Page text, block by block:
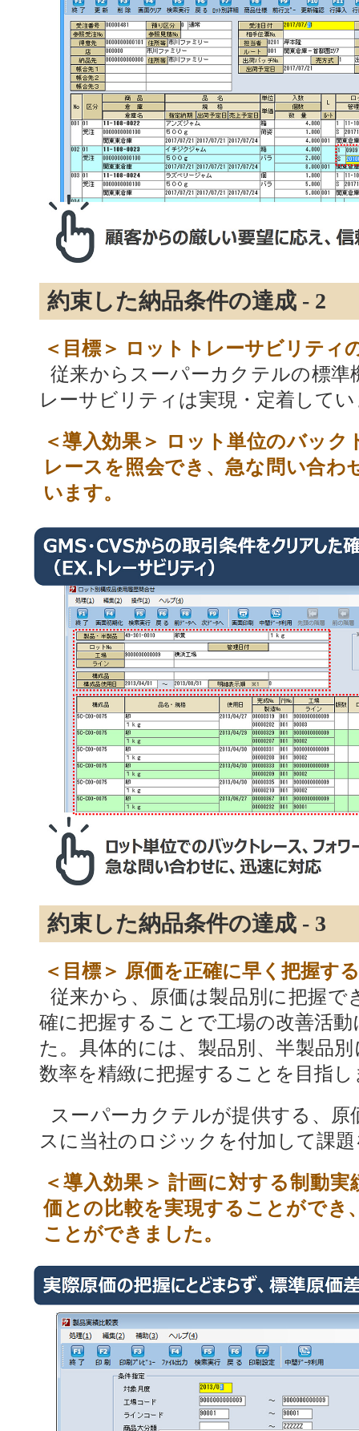
約束した納品条件の達成 - 2
＜目標＞ ロットトレーサビリティ
従来からスーパーカクテルの標
レーサビリティは実現・定着して
＜導入効果＞ ロット単位のバッ
レースを照会でき、急な問い合わ
います。
約束した納品条件の達成 - 3
＜目標＞ 原価を正確に早く把握する
従来から、原価は製品別に把握
確に把握することで工場の改善活
た。具体的には、製品別、半製品
数率を精緻に把握することを目指
スーパーカクテルが提供する、
スに当社のロジックを付加して課
＜導入効果＞ 計画に対する制動
価との比較を実現することができ
ことができました。